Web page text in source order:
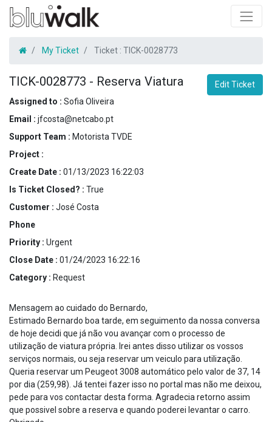
My Ticket Ticket : TICK-0028773
TICK-0028773 - Reserva Viatura
Edit Ticket
Assigned to : Sofia Oliveira
Email : jfcosta@netcabo.pt
Support Team : Motorista TVDE
Project :
Create Date : 01/13/2023 16:22:03
Is Ticket Closed? : True
Customer : José Costa
Phone
Priority : Urgent
Close Date : 01/24/2023 16:22:16
Category : Request
Mensagem ao cuidado do Bernardo,
Estimado Bernardo boa tarde, em seguimento da nossa conversa
de hoje decidi que já não vou avançar com o processo de
utilização de viatura própria. Irei antes disso utilizar os vossos
serviços normais, ou seja reservar um veiculo para utilização.
Queria reservar um Peugeot 3008 automático pelo valor de 37, 14
por dia (259,98). Já tentei fazer isso no portal mas não me deixou,
pede para vos contactar desta forma. Agradecia retorno assim
que possivel sobre a reserva e quando poderei levantar o carro.